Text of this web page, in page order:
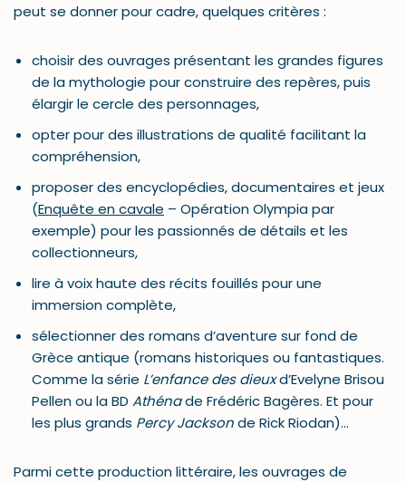
peut se donner pour cadre, quelques critères :
choisir des ouvrages présentant les grandes figures
de la mythologie pour construire des repères, puis
élargir le cercle des personnages,
opter pour des illustrations de qualité facilitant la
compréhension,
proposer des encyclopédies, documentaires et jeux
(Enquête en cavale – Opération Olympia par
exemple) pour les passionnés de détails et les
collectionneurs,
lire à voix haute des récits fouillés pour une
immersion complète,
sélectionner des romans d’aventure sur fond de
Grèce antique (romans historiques ou fantastiques.
Comme la série L’enfance des dieuxd’Evelyne Brisou
Pellen ou la BD Athénade Frédéric Bagères. Et pour
les plus grands Percy Jacksonde Rick Riodan)…
Parmi cette production littéraire, les ouvrages de